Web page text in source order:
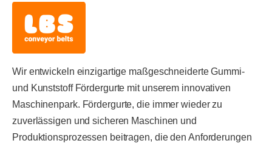
Wir entwickeln einzigartige maßgeschneiderte Gummi-
und Kunststoff Fördergurte mit unserem innovativen
Maschinenpark. Fördergurte, die immer wieder zu
zuverlässigen und sicheren Maschinen und
Produktionsprozessen beitragen, die den Anforderungen